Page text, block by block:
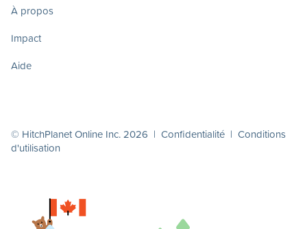
À propos
Impact
Aide
© HitchPlanet Online Inc. 2026 | Confidentialité | Conditions
d'utilisation